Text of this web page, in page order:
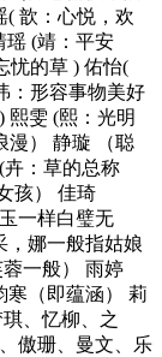
( 歆：心悦，欢
瑶 (靖：平安
忧的草 ) 佑怡(
：形容事物美好
熙雯 (熙：光明
漫） 静璇 （聪
：草的总称
孩） 佳琦
一样白璧无
，娜一般指姑娘
一般） 雨婷
寒（即蕴涵） 莉
、忆柳、之
傲珊、曼文、乐